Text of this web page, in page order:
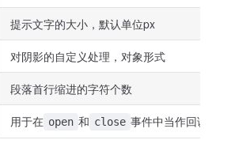
提示文字的大小，默认单位px
对阴影的自定义处理，对象形式
段落首行缩进的字符个数
用于在 open 和 close 事件中当作回调参